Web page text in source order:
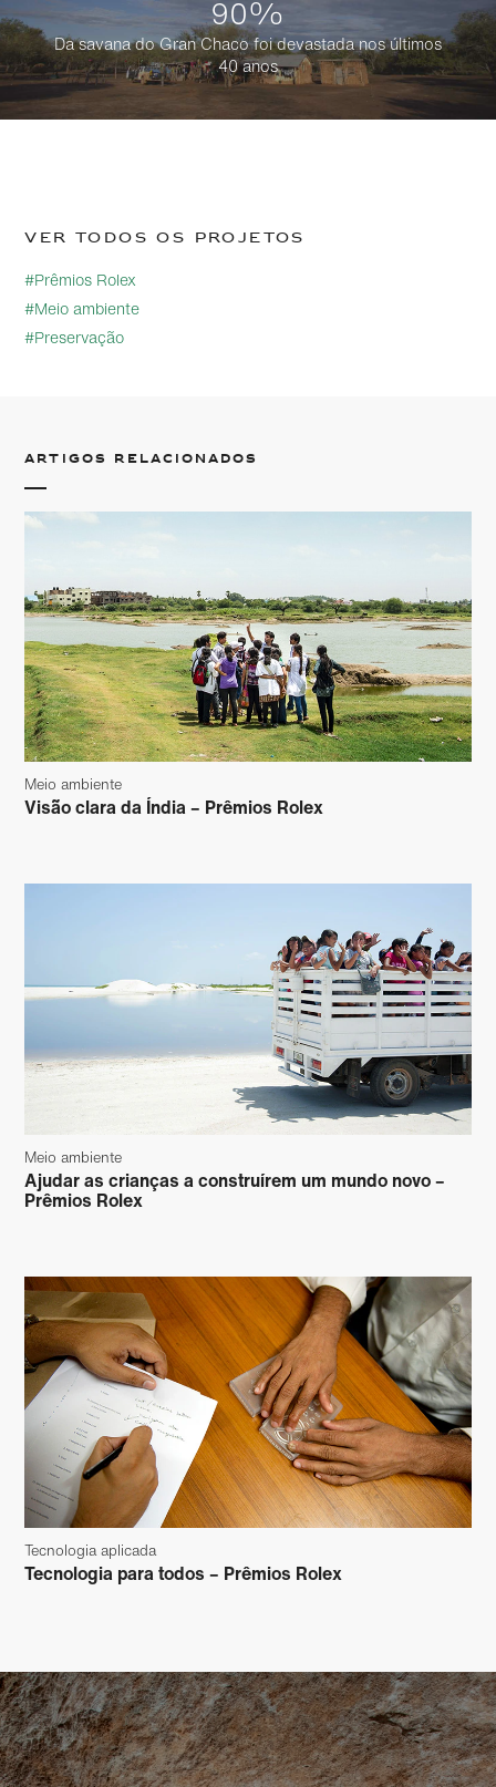
90%
Da savana do Gran Chaco foi devastada nos últimos
40 anos
Ver todos os projetos
#Prêmios Rolex
#Meio ambiente
#Preservação
Artigos relacionados
Meio ambiente
Visão clara da Índia – Prêmios Rolex
Meio ambiente
Ajudar as crianças a construírem um mundo novo –
Prêmios Rolex
Tecnologia aplicada
Tecnologia para todos – Prêmios Rolex